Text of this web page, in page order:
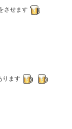
させます
ります